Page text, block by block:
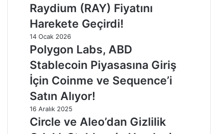
Raydium (RAY) Fiyatını
Harekete Geçirdi!
14 Ocak 2026
Polygon Labs, ABD
Stablecoin Piyasasına Giriş
İçin Coinme ve Sequence’i
Satın Alıyor!
16 Aralık 2025
Circle ve Aleo’dan Gizlilik